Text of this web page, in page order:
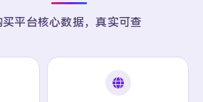
平台核心数据，真实可查